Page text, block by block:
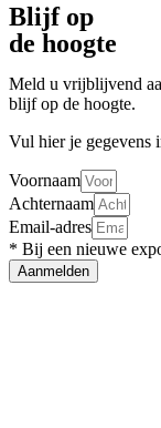
Blijf op
de hoogte
Meld u vrijblijvend
blijf op de hoogte.
Vul hier je gegevens
Voornaam
Achternaam
Email-adres
* Bij een nieuwe
Aanmelden